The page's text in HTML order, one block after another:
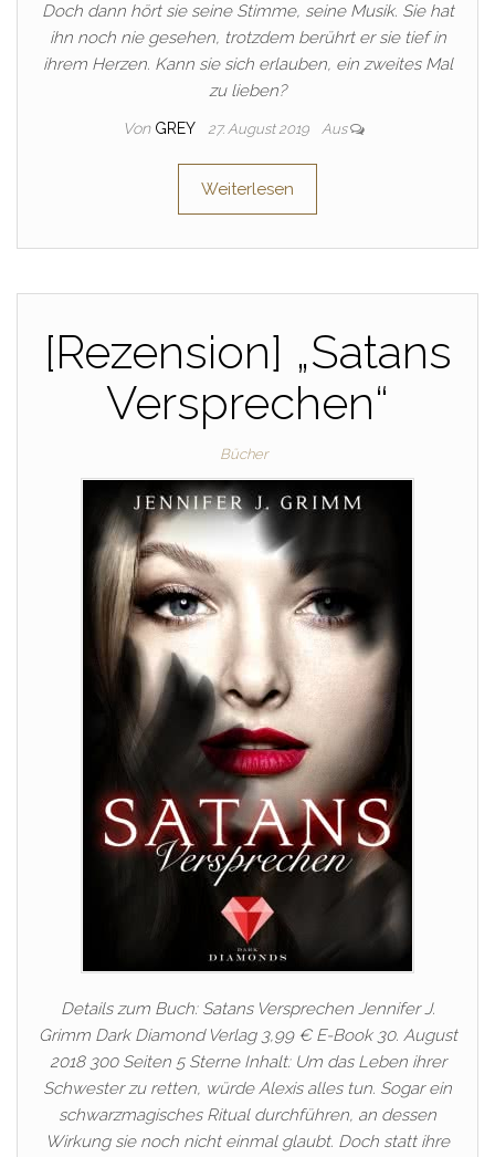
Doch dann hört sie seine Stimme, seine Musik. Sie hat
ihn noch nie gesehen, trotzdem berührt er sie tief in
ihrem Herzen. Kann sie sich erlauben, ein zweites Mal
zu lieben?
Von GREY 27. August 2019 Aus
Weiterlesen
[Rezension] „Satans
Versprechen“
Bücher
Details zum Buch: Satans Versprechen Jennifer J.
Grimm Dark Diamond Verlag 3,99 € E-Book 30. August
2018 300 Seiten 5 Sterne Inhalt: Um das Leben ihrer
Schwester zu retten, würde Alexis alles tun. Sogar ein
schwarzmagisches Ritual durchführen, an dessen
Wirkung sie noch nicht einmal glaubt. Doch statt ihre